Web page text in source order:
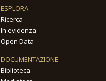
ESPLORA
Ricerca
In evidenza
Open Data
DOCUMENTAZIONE
Biblioteca